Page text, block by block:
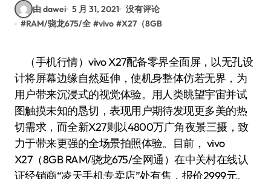
由 dawei 5 月 31, 2021 没有评论
#RAM/骁龙675/全 #vivo #X27（8GB
（手机行情）vivo X27配备零界全面屏，以无孔设
计将屏幕边缘自然延伸，使机身整体仿若无界，为
用户带来沉浸式的视觉体验。用人类眺望宇宙并试
图触摸未知的恳切，表现用户期待发现更多美的热
切需求，而全新X27则以4800万广角夜景三摄，致
力于带来更强的全场景拍照体验。目前， vivo
X27（8GB RAM/骁龙675/全网通）在中关村在线认
证经销商“凌天手机专卖店”处有售，报价2999元。